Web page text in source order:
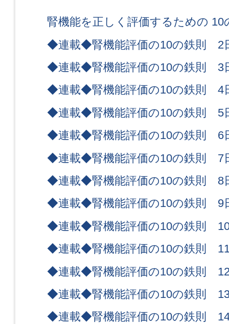
腎機能を正しく評価するための
◆連載◆腎機能評価の10の鉄則 2
◆連載◆腎機能評価の10の鉄則 3
◆連載◆腎機能評価の10の鉄則 4
◆連載◆腎機能評価の10の鉄則 5
◆連載◆腎機能評価の10の鉄則 6
◆連載◆腎機能評価の10の鉄則 7
◆連載◆腎機能評価の10の鉄則 8
◆連載◆腎機能評価の10の鉄則 9
◆連載◆腎機能評価の10の鉄則
◆連載◆腎機能評価の10の鉄則
◆連載◆腎機能評価の10の鉄則
◆連載◆腎機能評価の10の鉄則
◆連載◆腎機能評価の10の鉄則